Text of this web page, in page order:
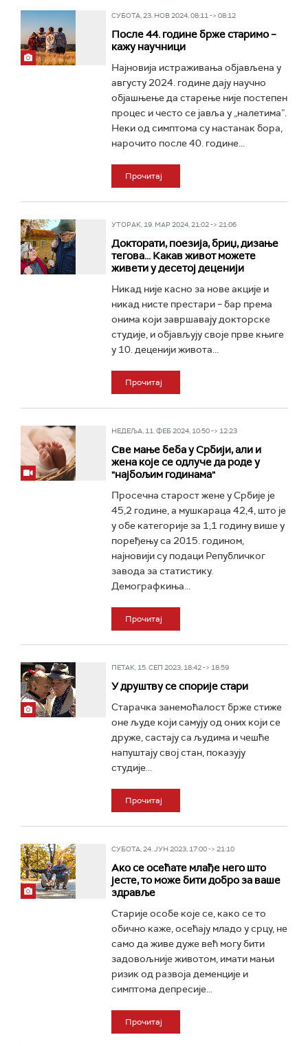
СУБОТА, 23. НОВ 2024, 08:11 -> 08:12
После 44. године брже старимо –
кажу научници
Најновија истраживања објављена у
августу 2024. године дају научно
објашњење да старење није постепен
процес и често се јавља у „налетима”.
Неки од симптома су настанак бора,
нарочито после 40. године...
Прочитај
УТОРАК, 19. МАР 2024, 21:02 -> 21:06
Докторати, поезија, бриџ, дизање
тегова... Какав живот можете
живети у десетој деценији
Никад није касно за нове акције и
никад нисте престари – бар према
онима који завршавају докторске
студије, и објављују своје прве књиге
у 10. деценији живота...
Прочитај
НЕДЕЉА, 11. ФЕБ 2024, 10:50 -> 12:23
Све мање беба у Србији, али и
жена које се одлуче да роде у
"најбољим годинама"
Просечна старост жене у Србије је
45,2 године, а мушкараца 42,4, што је
у обе категорије за 1,1 годину више у
поређењу са 2015. годином,
најновији су подаци Републичког
завода за статистику.
Демографкиња...
Прочитај
ПЕТАК, 15. СЕП 2023, 18:42 -> 18:59
У друштву се спорије стари
Старачка занемоћалост брже стиже
оне људе који самују од оних који се
друже, састају са људима и чешће
напуштају свој стан, показују
студије...
Прочитај
СУБОТА, 24. ЈУН 2023, 17:00 -> 21:10
Ако се осећате млађе него што
јесте, то може бити добро за ваше
здравље
Старије особе које се, како се то
обично каже, осећају младо у срцу, не
само да живе дуже већ могу бити
задовољније животом, имати мањи
ризик од развоја деменције и
симптома депресије...
Прочитај